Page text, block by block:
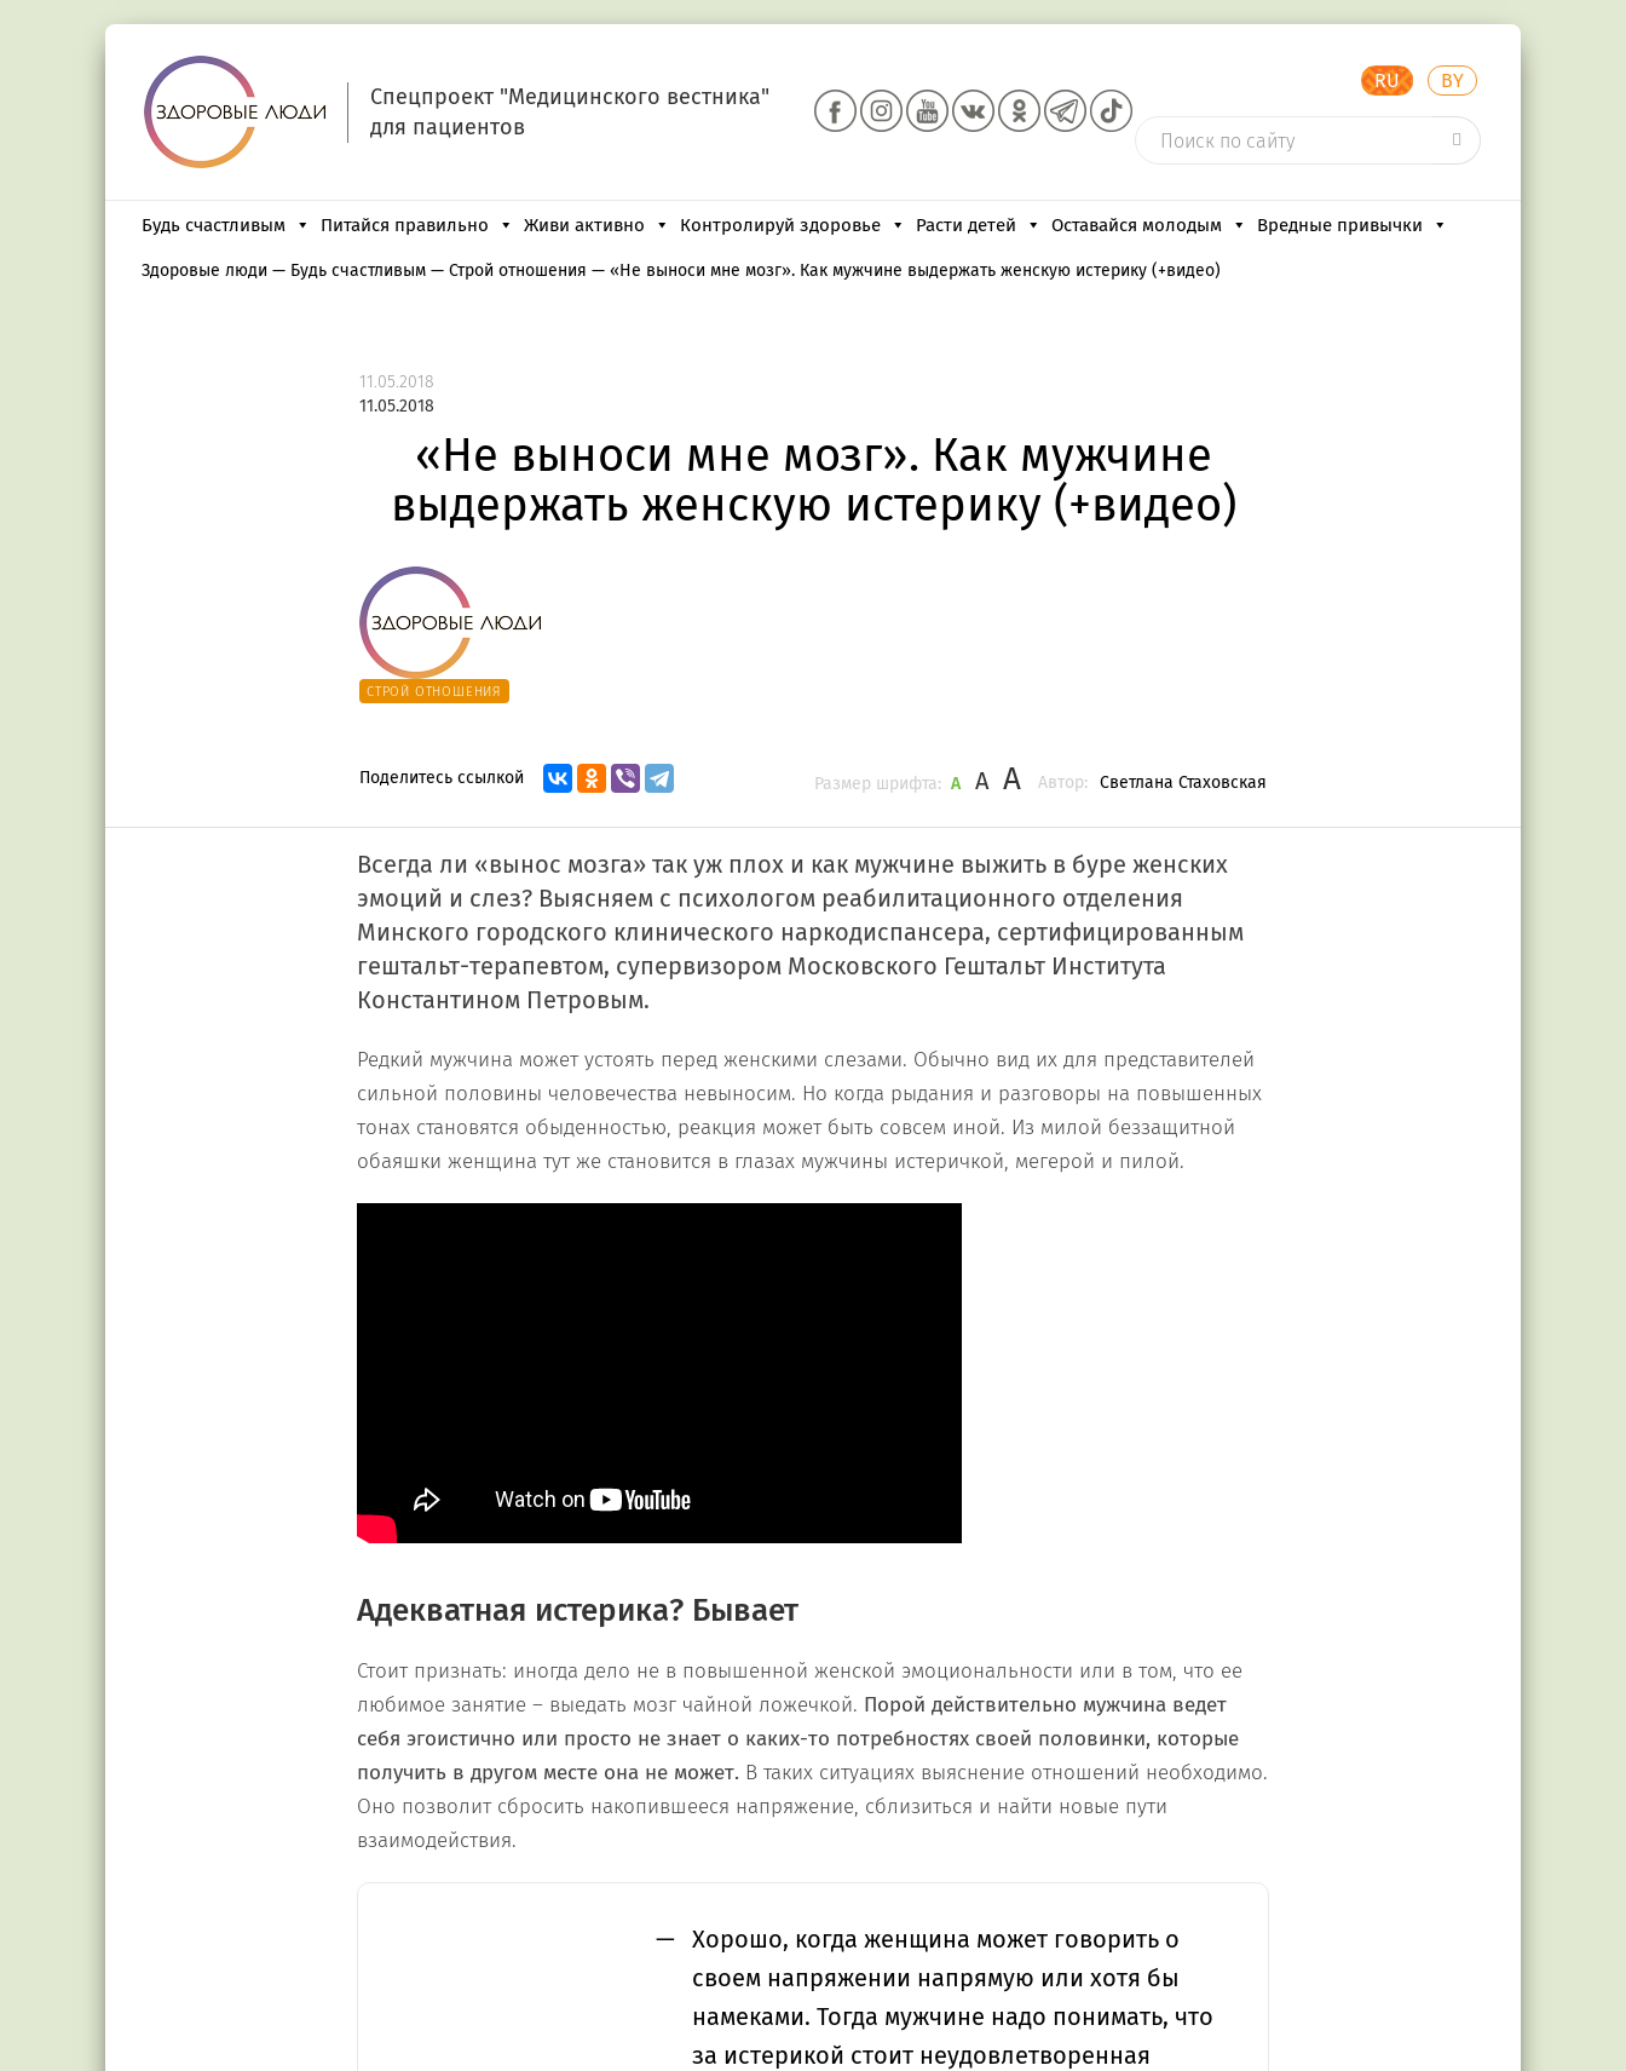
Спецпроект "Медицинского вестника"
для пациентов
RU BY
Будь счастливым Питайся правильно Живи активно Контролируй здоровье Расти детей Оставайся молодым Вредные привычки
Здоровые люди — Будь счастливым — Строй отношения — «Не выноси мне мозг». Как мужчине выдержать женскую истерику (+видео)
11.05.2018
11.05.2018
«Не выноси мне мозг». Как мужчине
выдержать женскую истерику (+видео)
СТРОЙ ОТНОШЕНИЯ
Поделитесь ссылкой Автор: Светлана Стаховская
Размер шрифта: A A A
Всегда ли «вынос мозга» так уж плох и как мужчине выжить в буре женских
эмоций и слез? Выясняем с психологом реабилитационного отделения
Минского городского клинического наркодиспансера, сертифицированным
гештальт-терапевтом, супервизором Московского Гештальт Института
Константином Петровым.
Редкий мужчина может устоять перед женскими слезами. Обычно вид их для представителей
сильной половины человечества невыносим. Но когда рыдания и разговоры на повышенных
тонах становятся обыденностью, реакция может быть совсем иной. Из милой беззащитной
обаяшки женщина тут же становится в глазах мужчины истеричкой, мегерой и пилой.
Адекватная истерика? Бывает
Стоит признать: иногда дело не в повышенной женской эмоциональности или в том, что ее
любимое занятие – выедать мозг чайной ложечкой. Порой действительно мужчина ведет
себя эгоистично или просто не знает о каких-то потребностях своей половинки, которые
получить в другом месте она не может. В таких ситуациях выяснение отношений необходимо.
Оно позволит сбросить накопившееся напряжение, сблизиться и найти новые пути
взаимодействия.
Хорошо, когда женщина может говорить о
своем напряжении напрямую или хотя бы
намеками. Тогда мужчине надо понимать, что
за истерикой стоит неудовлетворенная